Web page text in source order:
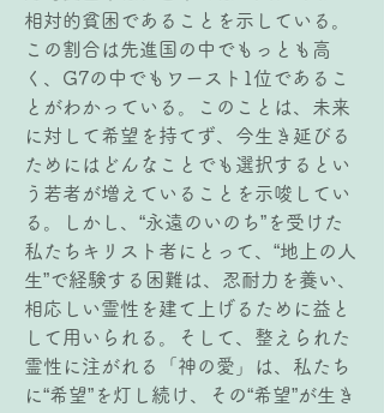
相対的貧困であることを示している。
この割合は先進国の中でもっとも高
く、G7の中でもワースト1位であるこ
とがわかっている。このことは、未来
に対して希望を持てず、今生き延びる
ためにはどんなことでも選択するとい
う若者が増えていることを示唆してい
る。しかし、“永遠のいのち”を受けた
私たちキリスト者にとって、“地上の人
生”で経験する困難は、忍耐力を養い、
相応しい霊性を建て上げるために益と
して用いられる。そして、整えられた
霊性に注がれる「神の愛」は、私たち
に“希望”を灯し続け、その“希望”が生き